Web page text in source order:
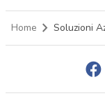
Home Soluzioni